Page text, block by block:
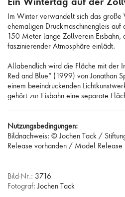
Im Winter verwandelt sich das große
ehemaligen Druckmaschinengleis
150 Meter lange Zollverein Eisbahn,
faszinierender Atmosphäre einlädt.
Allabendlich wird die Fläche mit der
Red and Blue“ (1999) von Jonathan
einem beeindruckenden
gehört zur Eisbahn eine separate
Nutzungsbedingungen:
Bildnachweis: © Jochen Tack /
Release vorhanden / Model Release
Bild-Nr.: 3716
Fotograf: Jochen Tack